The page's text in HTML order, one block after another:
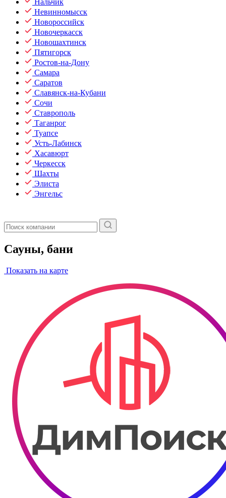
Нальчик
Невинномысск
Новороссийск
Новочеркасск
Новошахтинск
Пятигорск
Ростов-на-Дону
Самара
Саратов
Славянск-на-Кубани
Сочи
Ставрополь
Таганрог
Туапсе
Усть-Лабинск
Хасавюрт
Черкесск
Шахты
Элиста
Энгельс
Сауны, бани
Показать на карте